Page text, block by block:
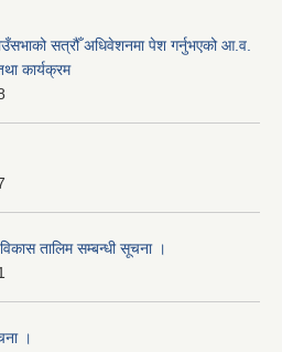
सत्रौँ अधिवेशनमा पेश गर्नुभएको आ.व.
कार्यक्रम
तालिम सम्बन्धी सूचना ‌।
।